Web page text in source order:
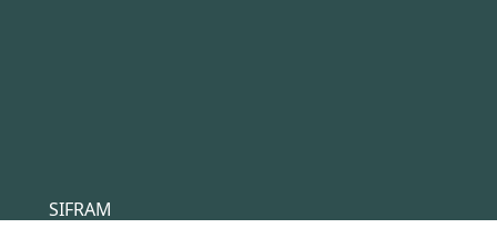
SIFRAM